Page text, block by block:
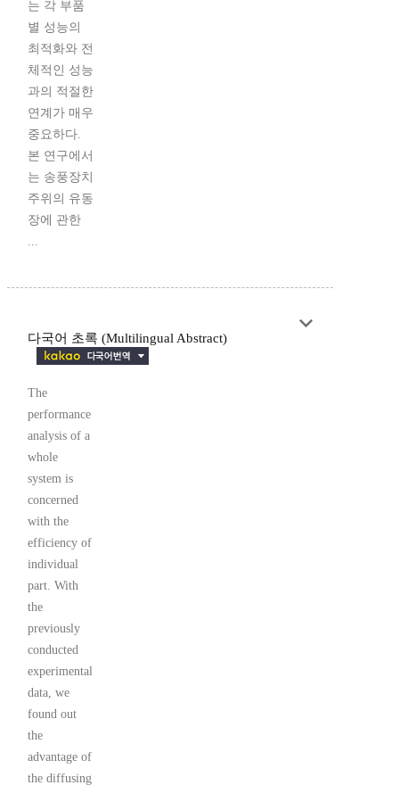
는 각 부품
별 성능의
최적화와 전
체적인 성능
과의 적절한
연계가 매우
중요하다.
본 연구에서
는 송풍장치
주위의 유동
장에 관한
...
다국어 초록 (Multilingual Abstract)
The
performance
analysis of a
whole
system is
concerned
with the
efficiency of
individual
part. With
the
previously
conducted
experimental
data, we
found out
the
advantage of
the diffusing